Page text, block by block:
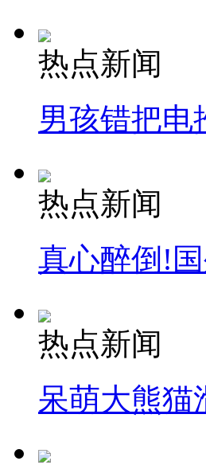
热点新闻
男孩错把电
热点新闻
真心醉倒!
热点新闻
呆萌大熊猫